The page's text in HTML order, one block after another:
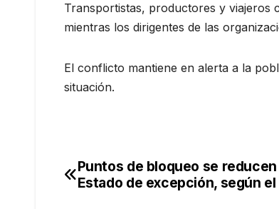
Transportistas, productores y viajeros
mientras los dirigentes de las
El conflicto mantiene en alerta a la
situación.
Navegación
Puntos de bloqueo se reducen
Estado de excepción, según